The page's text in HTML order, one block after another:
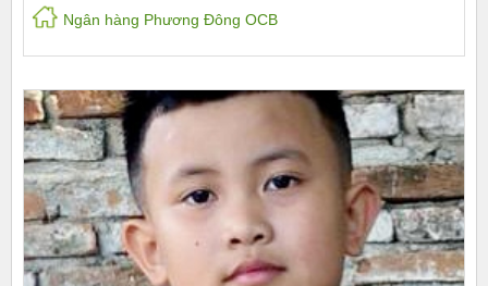
Ngân hàng Phương Đông OCB